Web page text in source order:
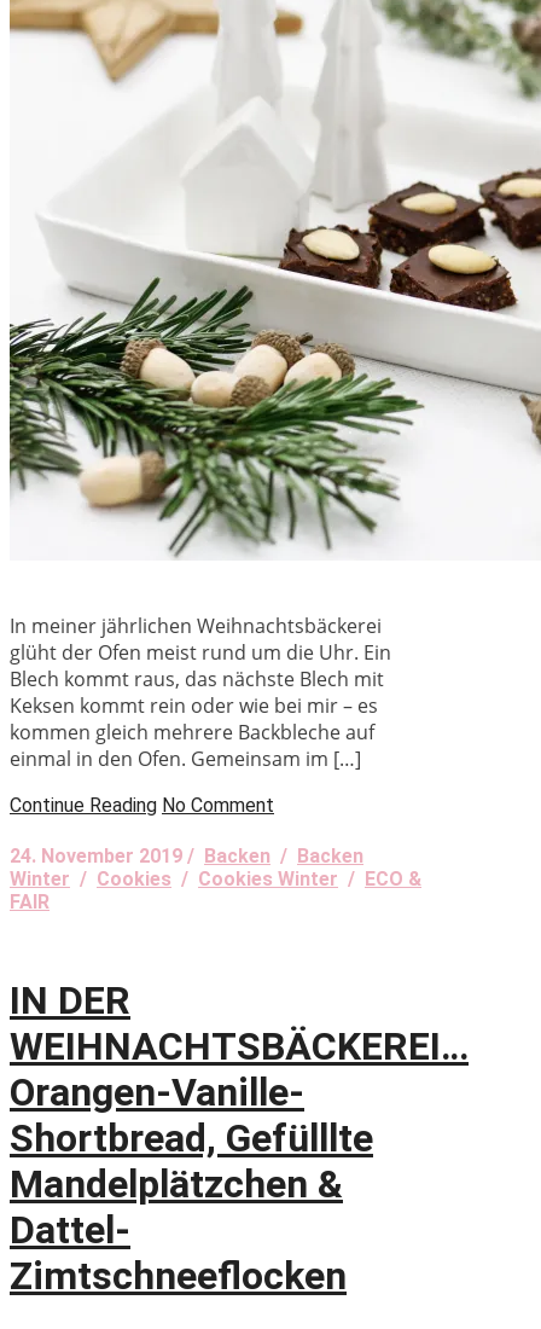
In meiner jährlichen Weihnachtsbäckerei
glüht der Ofen meist rund um die Uhr. Ein
Blech kommt raus, das nächste Blech mit
Keksen kommt rein oder wie bei mir – es
kommen gleich mehrere Backbleche auf
einmal in den Ofen. Gemeinsam im […]
Continue Reading No Comment
24. November 2019 / Backen / Backen
Winter / Cookies / Cookies Winter / ECO &
FAIR
IN DER
WEIHNACHTSBÄCKEREI…
Orangen-Vanille-
Shortbread, Gefülllte
Mandelplätzchen &
Dattel-
Zimtschneeflocken